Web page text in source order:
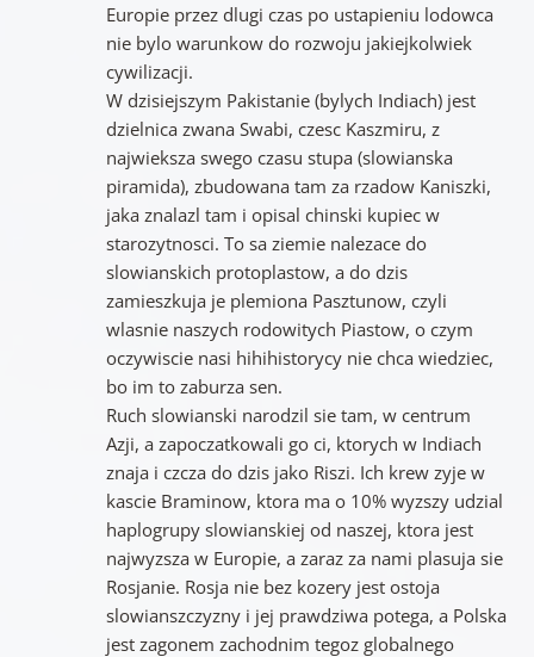
Europie przez dlugi czas po ustapieniu lodowca
nie bylo warunkow do rozwoju jakiejkolwiek
cywilizacji.
W dzisiejszym Pakistanie (bylych Indiach) jest
dzielnica zwana Swabi, czesc Kaszmiru, z
najwieksza swego czasu stupa (slowianska
piramida), zbudowana tam za rzadow Kaniszki,
jaka znalazl tam i opisal chinski kupiec w
starozytnosci. To sa ziemie nalezace do
slowianskich protoplastow, a do dzis
zamieszkuja je plemiona Pasztunow, czyli
wlasnie naszych rodowitych Piastow, o czym
oczywiscie nasi hihihistorycy nie chca wiedziec,
bo im to zaburza sen.
Ruch slowianski narodzil sie tam, w centrum
Azji, a zapoczatkowali go ci, ktorych w Indiach
znaja i czcza do dzis jako Riszi. Ich krew zyje w
kascie Braminow, ktora ma o 10% wyzszy udzial
haplogrupy slowianskiej od naszej, ktora jest
najwyzsza w Europie, a zaraz za nami plasuja sie
Rosjanie. Rosja nie bez kozery jest ostoja
slowianszczyzny i jej prawdziwa potega, a Polska
jest zagonem zachodnim tegoz globalnego